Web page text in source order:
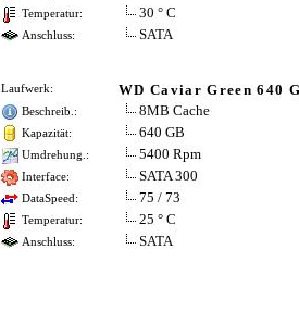
Temperatur: 30 ° C
Anschluss: SATA
Laufwerk: WD Caviar Green 640
Beschreib.: 8MB Cache
Kapazität: 640 GB
Umdrehung.: 5400 Rpm
Interface: SATA 300
DataSpeed: 75 / 73
Temperatur: 25 ° C
Anschluss: SATA